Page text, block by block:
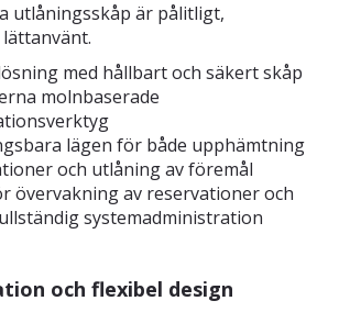
utlåningsskåp är pålitligt,
med hållbart och säkert skåp
molnbaserade
lägen för både upphämtning
och utlåning av föremål
övervakning av reservationer och
systemadministration
och flexibel design